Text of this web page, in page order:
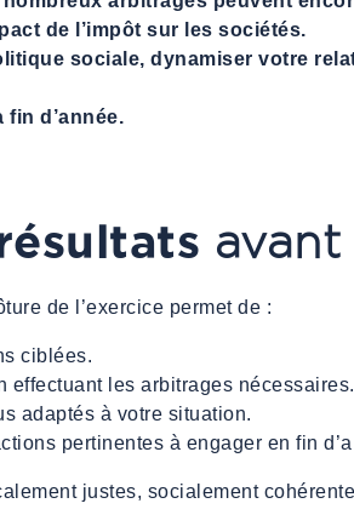
de l’impôt sur les sociétés.
sociale, dynamiser votre
d’année.
de l’exercice permet de :
ciblées.
effectuant les arbitrages nécessaires.
adaptés à votre situation.
pertinentes à engager en fin
justes, socialement